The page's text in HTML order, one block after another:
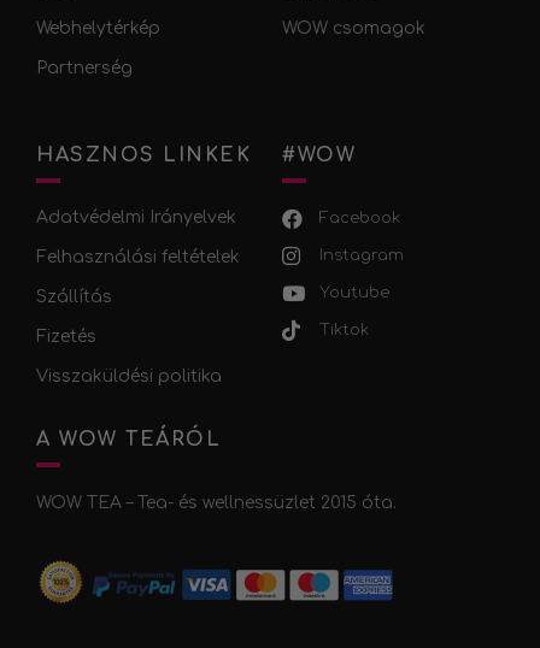
Webhelytérkép
Partnerség
WOW csomagok
HASZNOS LINKEK
Adatvédelmi Irányelvek
Felhasználási feltételek
Szállítás
Fizetés
Visszaküldési politika
#WOW
Facebook
Instagram
Youtube
Tiktok
A WOW TEÁRÓL
WOW TEA – Tea- és wellnessüzlet 2015 óta.